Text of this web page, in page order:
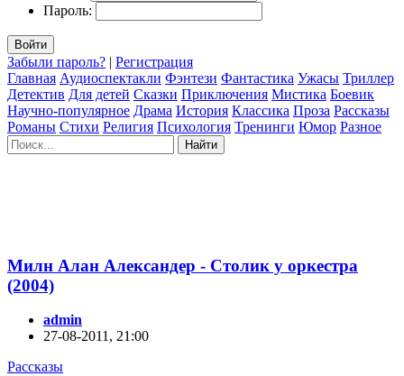
Пароль:
Войти
Забыли пароль? | Регистрация
Главная Аудиоспектакли Фэнтези Фантастика Ужасы Триллер
Детектив Для детей Сказки Приключения Мистика Боевик
Научно-популярное Драма История Классика Проза Рассказы
Романы Стихи Религия Психология Тренинги Юмор Разное
Найти
Милн Алан Александер - Столик у оркестра
(2004)
admin
27-08-2011, 21:00
Рассказы